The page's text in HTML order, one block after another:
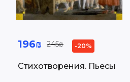
Стихотворения. Пьесы
196₪ 245₪ -20%